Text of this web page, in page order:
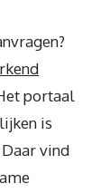
portaal
is
vind